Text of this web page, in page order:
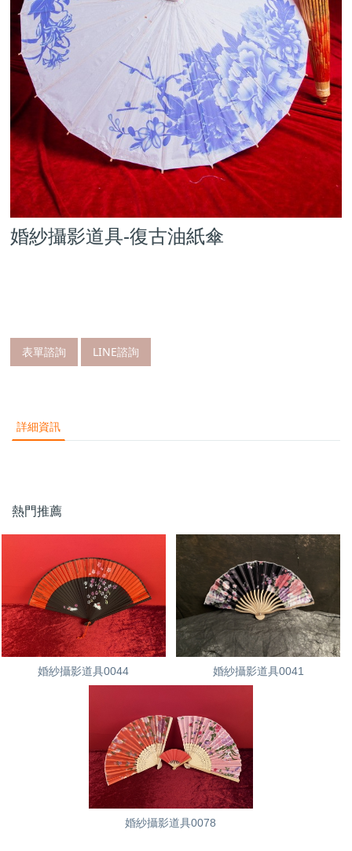
婚紗攝影道具-復古油紙傘
表單諮詢 LINE諮詢
詳細資訊
熱門推薦
婚紗攝影道具0044 婚紗攝影道具0041
婚紗攝影道具0078